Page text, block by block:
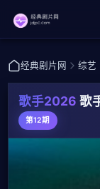
经典剧片网 综艺
歌手2026 歌
第12期